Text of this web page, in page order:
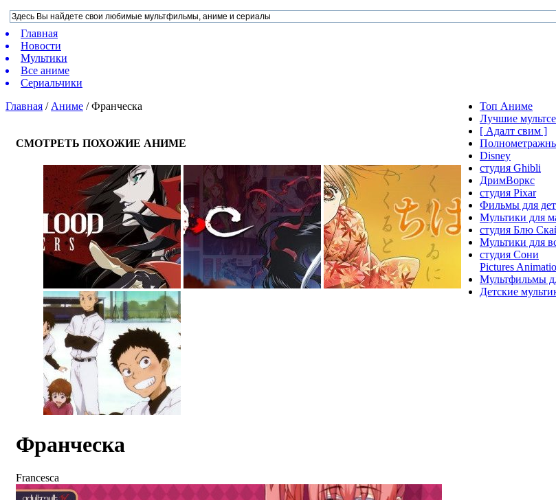
Главная
Новости
Мультики
Все аниме
Сериальчики
Главная / Аниме /Франческа
СМОТРЕТЬ ПОХОЖИЕ АНИМЕ
Франческа
Francesca
Топ Аниме
Лучшие
[ Адалт свим ]
Disney
студия Ghibli
ДримВоркс
студия Pixar
Фильмы для
Мультики для
студия Блю
Мультики для
студия Сони
Pictures
Мультфильмы
Детские